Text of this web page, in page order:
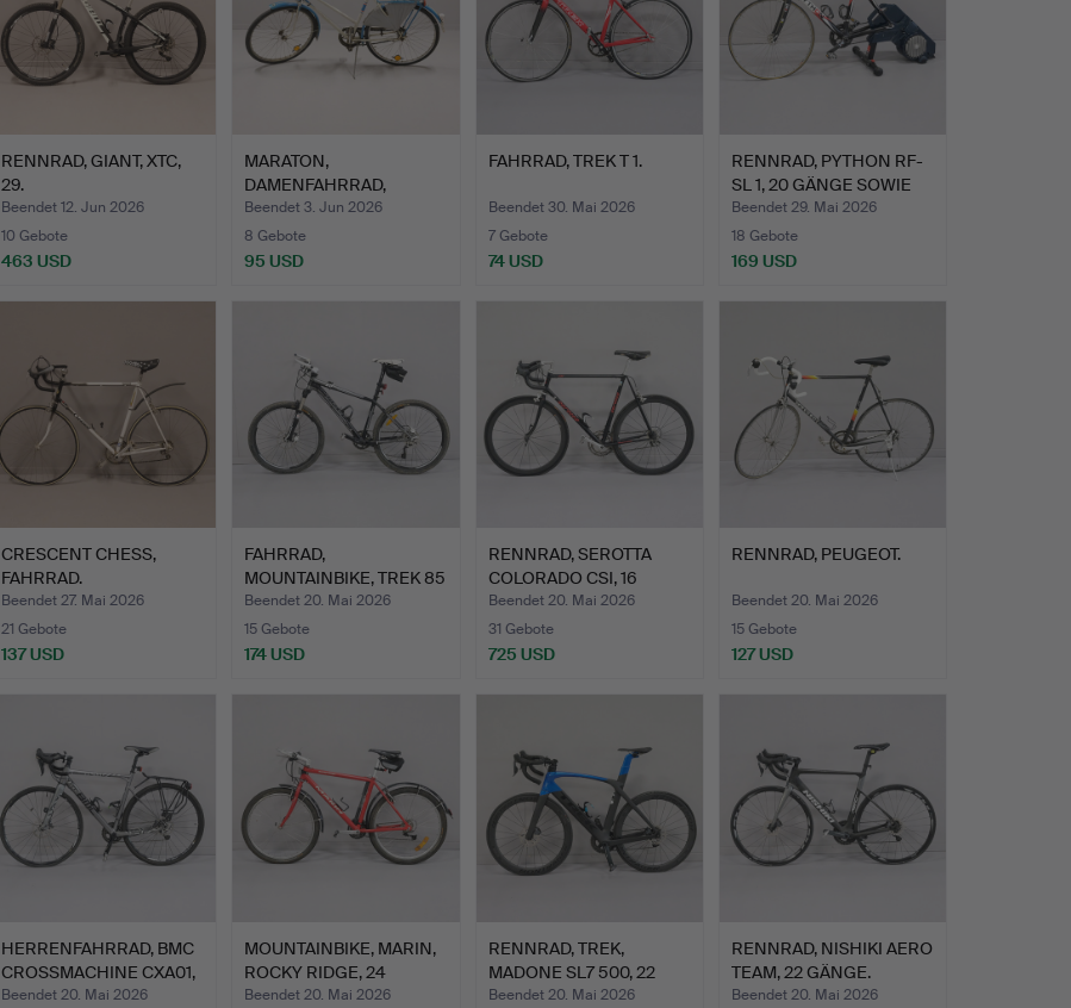
RENNRAD, GIANT, XTC,
29.
Beendet 12. Jun 2026
10 Gebote
463 USD
MARATON,
DAMENFAHRRAD,
1950er/60er JAHRE.
Beendet 3. Jun 2026
8 Gebote
95 USD
FAHRRAD, TREK T 1.
Beendet 30. Mai 2026
7 Gebote
74 USD
RENNRAD, PYTHON RF-
SL 1, 20 GÄNGE SOWIE
TR…
Beendet 29. Mai 2026
18 Gebote
169 USD
CRESCENT CHESS,
FAHRRAD.
Beendet 27. Mai 2026
21 Gebote
137 USD
FAHRRAD,
MOUNTAINBIKE, TREK 85
ELITE SERIE…
Beendet 20. Mai 2026
15 Gebote
174 USD
RENNRAD, SEROTTA
COLORADO CSI, 16
GÄNGE.
Beendet 20. Mai 2026
31 Gebote
725 USD
RENNRAD, PEUGEOT.
Beendet 20. Mai 2026
15 Gebote
127 USD
HERRENFAHRRAD, BMC
CROSSMACHINE CXA01,
22 …
Beendet 20. Mai 2026
MOUNTAINBIKE, MARIN,
ROCKY RIDGE, 24
GÄNGE.
Beendet 20. Mai 2026
RENNRAD, TREK,
MADONE SL7 500, 22
GÄNGE.
Beendet 20. Mai 2026
RENNRAD, NISHIKI AERO
TEAM, 22 GÄNGE.
Beendet 20. Mai 2026